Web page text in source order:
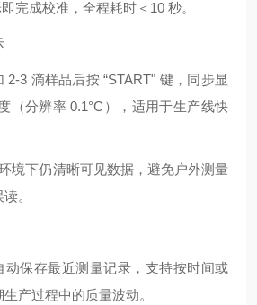
完成校准，全程耗时＜10 秒。
2-3 滴样品后按 “START" 键，同步显
（分辨率 0.1°C），适用于生产线快
境下仍清晰可见数据，避免户外测量
。
动保存最近测量记录，支持按时间或
产过程中的质量波动。